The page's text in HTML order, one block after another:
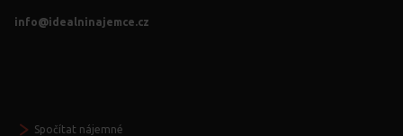
info@idealninajemce.cz
Spočítat nájemné